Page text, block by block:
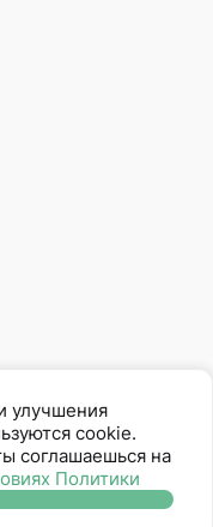
Прямых Продаж
улучшения
cookie.
соглашаешься на
Политики